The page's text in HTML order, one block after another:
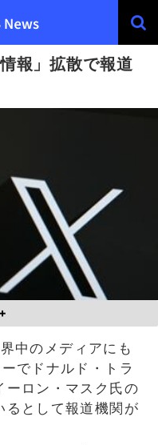
報」拡散で報道
中のメディアにも
でドナルド・トラ
ーロン・マスク氏の
るとして報道機関が